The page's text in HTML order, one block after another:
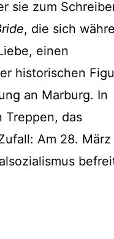
sie zum
, die sich
einen
historischen
an Marburg. In
Treppen, das
Am 28. März